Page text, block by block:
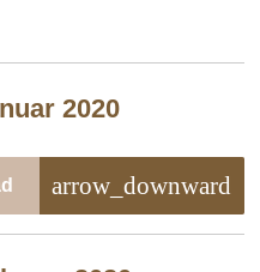
2020
arrow_downward